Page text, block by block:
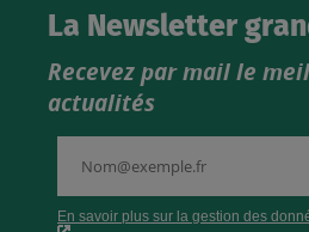
La Newsletter
Recevez par mail le
actualités